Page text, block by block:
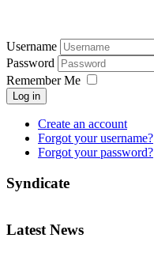
Username
Password
Remember Me
Log in
Create an account
Forgot your username?
Forgot your password?
Syndicate
Latest News